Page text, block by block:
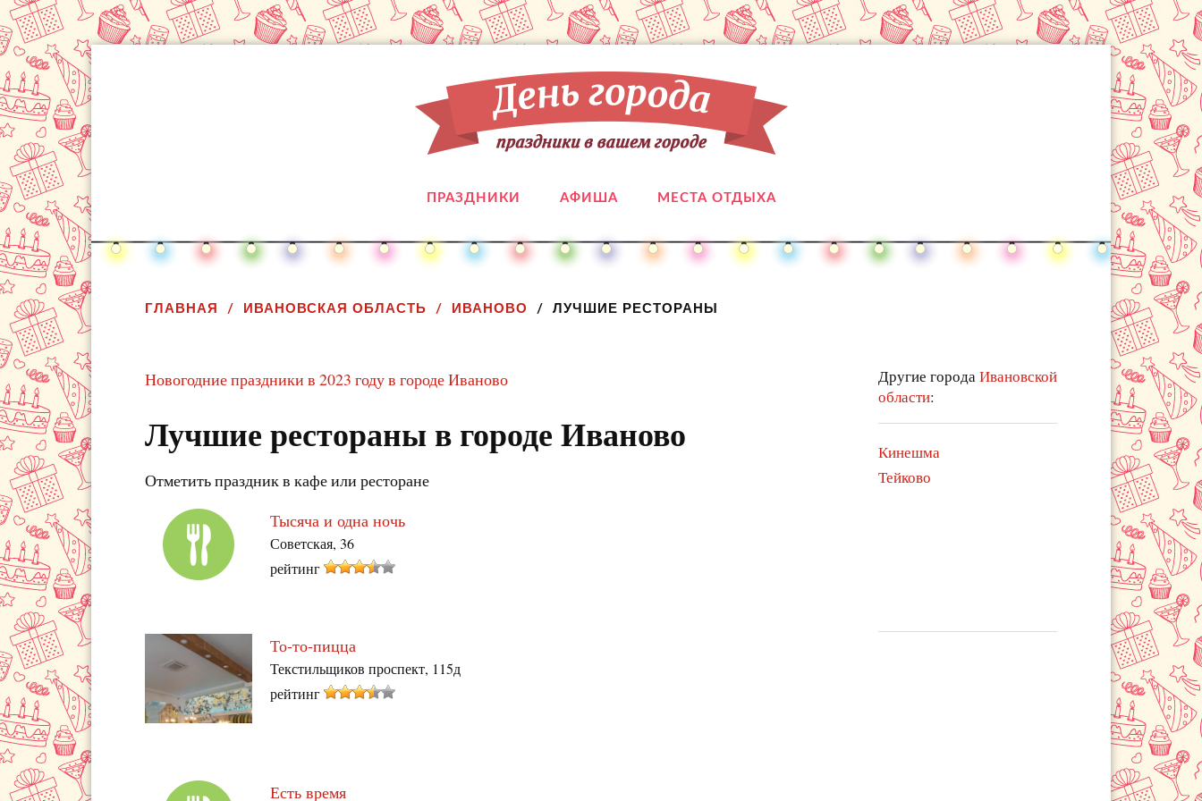
ПРАЗДНИКИ АФИША МЕСТА ОТДЫХА
ГЛАВНАЯ ИВАНОВСКАЯ ОБЛАСТЬ ИВАНОВО ЛУЧШИЕ РЕСТОРАНЫ
Другие городаИвановской
области:
Кинешма
Тейково
Новогодние праздники в 2023 году в городе Иваново
Лучшие рестораны в городе Иваново
Отметить праздник в кафе или ресторане
Тысяча и одна ночь
Советская, 36
рейтинг
То-то-пицца
Текстильщиков проспект, 115д
рейтинг
Есть время